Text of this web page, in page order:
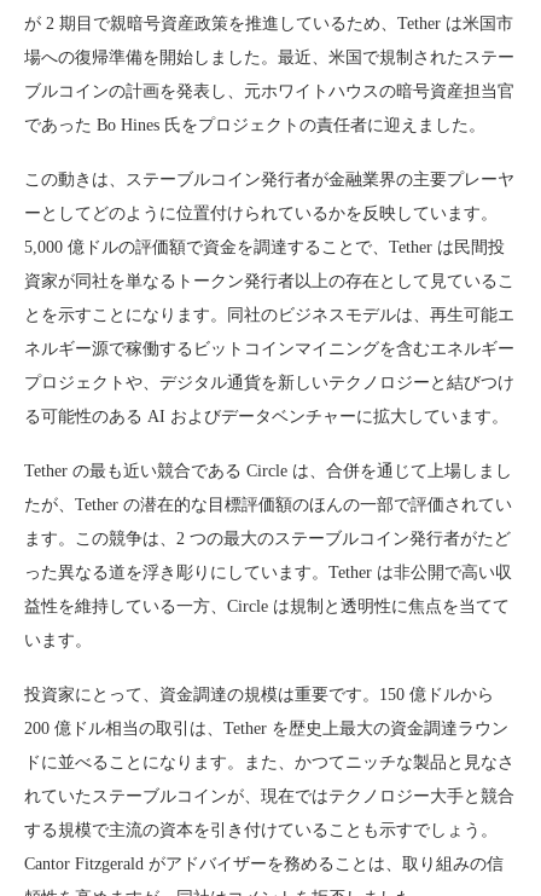
が 2 期目で親暗号資産政策を推進しているため、Tether は米国市
場への復帰準備を開始しました。最近、米国で規制されたステー
ブルコインの計画を発表し、元ホワイトハウスの暗号資産担当官
であった Bo Hines 氏をプロジェクトの責任者に迎えました。
この動きは、ステーブルコイン発行者が金融業界の主要プレーヤ
ーとしてどのように位置付けられているかを反映しています。
5,000 億ドルの評価額で資金を調達することで、Tether は民間投
資家が同社を単なるトークン発行者以上の存在として見ているこ
とを示すことになります。同社のビジネスモデルは、再生可能エ
ネルギー源で稼働するビットコインマイニングを含むエネルギー
プロジェクトや、デジタル通貨を新しいテクノロジーと結びつけ
る可能性のある AI およびデータベンチャーに拡大しています。
Tether の最も近い競合である Circle は、合併を通じて上場しまし
たが、Tether の潜在的な目標評価額のほんの一部で評価されてい
ます。この競争は、2 つの最大のステーブルコイン発行者がたど
った異なる道を浮き彫りにしています。Tether は非公開で高い収
益性を維持している一方、Circle は規制と透明性に焦点を当てて
います。
投資家にとって、資金調達の規模は重要です。150 億ドルから
200 億ドル相当の取引は、Tether を歴史上最大の資金調達ラウン
ドに並べることになります。また、かつてニッチな製品と見なさ
れていたステーブルコインが、現在ではテクノロジー大手と競合
する規模で主流の資本を引き付けていることも示すでしょう。
Cantor Fitzgerald がアドバイザーを務めることは、取り組みの信